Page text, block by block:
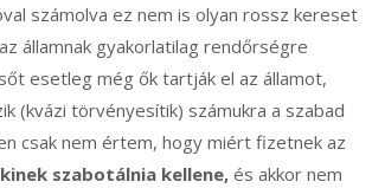
számolva ez nem is olyan rossz kereset
államnak gyakorlatilag rendőrségre
esetleg még ők tartják el az államot,
(kvázi törvényesítik) számukra a szabad
csak nem értem, hogy miért fizetnek az
szabotálnia kellene, és akkor nem